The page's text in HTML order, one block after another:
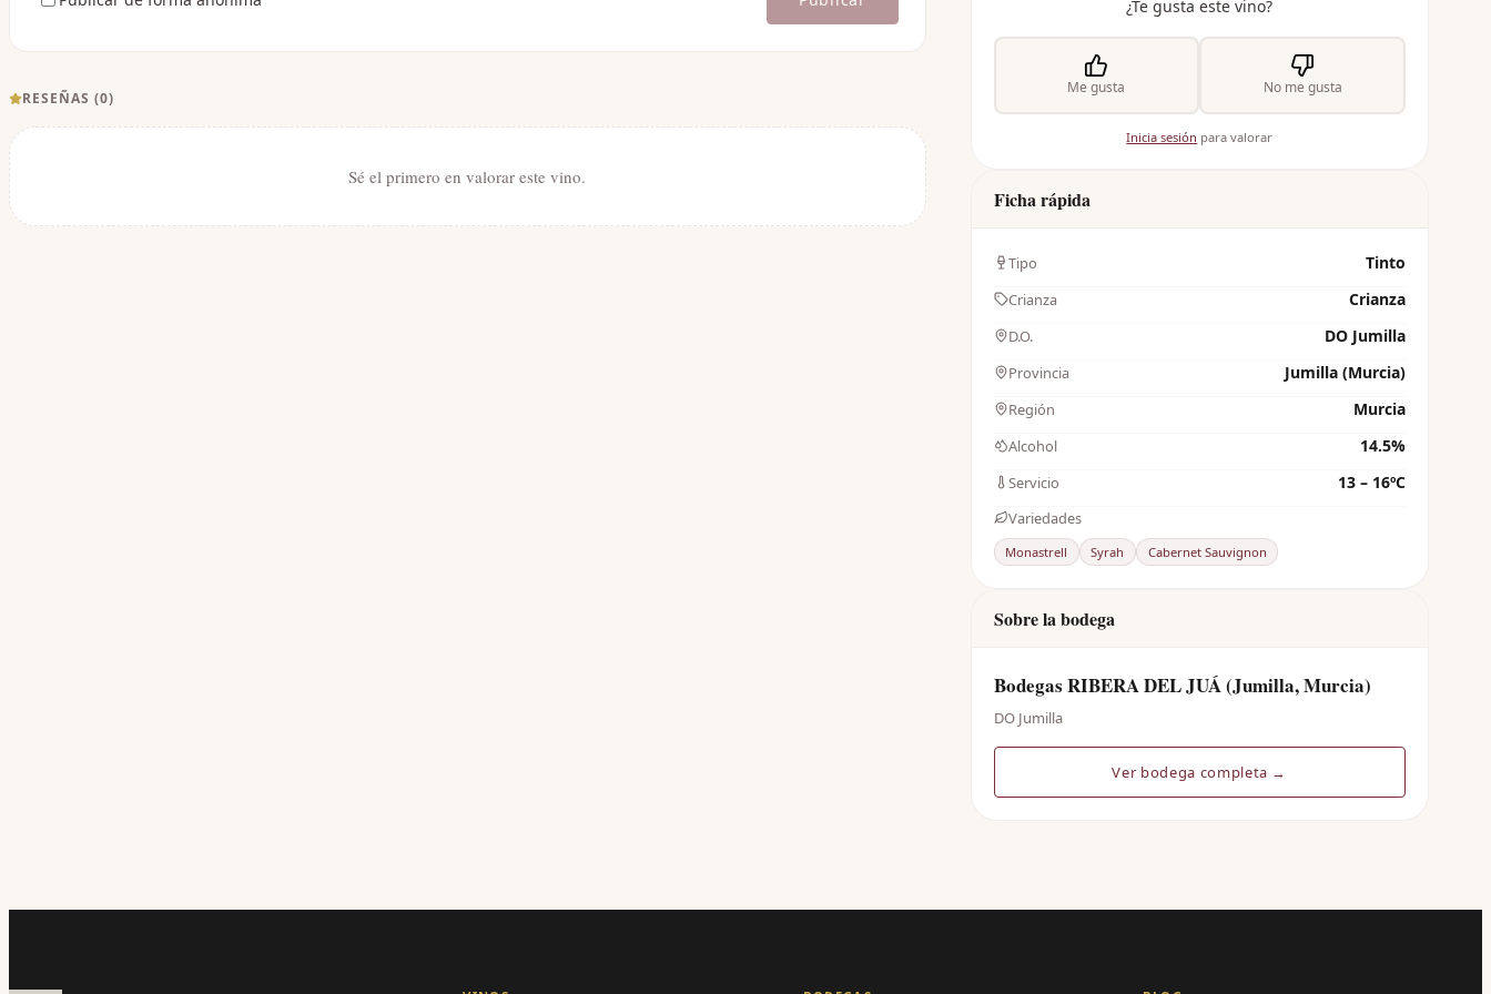
RESEÑAS (0)
Sé el primero en valorar este vino.
¿Te gusta este vino?
Me gusta No me gusta
Inicia sesión para valorar
Ficha rápida
Tipo Tinto
Crianza Crianza
D.O. DO Jumilla
Provincia Jumilla (Murcia)
Región Murcia
Alcohol 14.5%
Servicio 13 – 16ºC
Variedades
Monastrell Syrah Cabernet Sauvignon
Sobre la bodega
Bodegas RIBERA DEL JUÁ (Jumilla, Murcia)
DO Jumilla
Ver bodega completa →